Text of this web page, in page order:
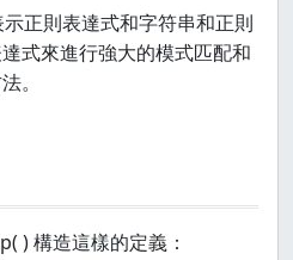
正則表達式和字符串和正則
式來進行強大的模式匹配和
。
) 構造這樣的定義：